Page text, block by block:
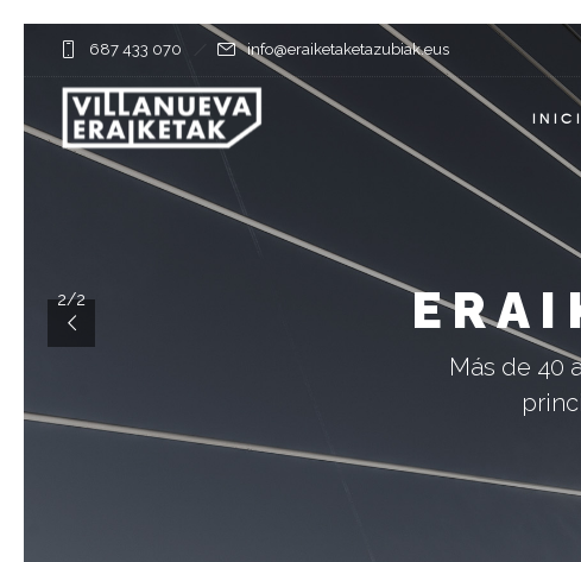
687 433 070 info@eraiketaketazubiak.eus
2/2
Más de 40